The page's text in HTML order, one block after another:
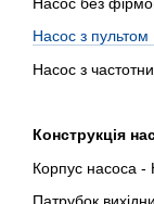
Насос з
Насос з
Конструкція
Корпус насоса -